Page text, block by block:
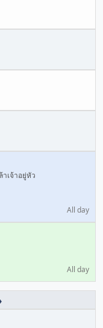
เจ้าอยู่หัว
All day
All day